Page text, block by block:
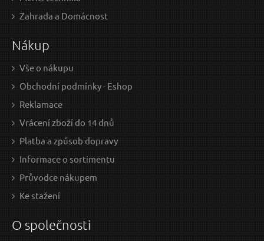
131.4 Kč bez DPH
Skladem
Zahrada a Domácnost
Nákup
Vše o nákupu
Obchodní podmínky - Eshop
Reklamace
Vrácení zboží do 14 dnů
Platba a způsob dopravy
Informace o sortimentu
Průvodce nákupem
Ke stažení
O společnosti